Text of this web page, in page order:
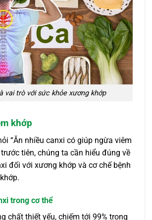
vai trò với sức khỏe xương khớp
khớp
“Ăn nhiều canxi có giúp ngừa viêm
trước tiên, chúng ta cần hiểu đúng về
đối với xương khớp và cơ chế bệnh
trong cơ thể
chất thiết yếu, chiếm tới 99% trong